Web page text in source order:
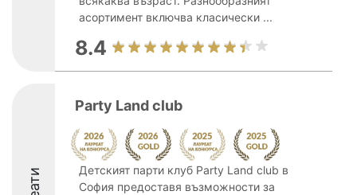
асортимент включва класически ...
8.4
Party Land club
Детският парти клуб Party Land club в
София предоставя възможности за